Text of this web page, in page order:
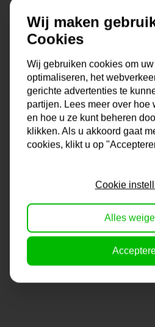
Wat maakt dit wandpaneel zo
wel tegen een stootje.
Kleur:Tijdloos zwart, past bij elke
Maten:Kies uit 80 cm of 115 cm
juiste maat voor jouw ruimte.
Makkelijk op te hangen:
Geen
paneel hangt zo aan de muur.
eigentijdse touch toe aan elke
minimalistische look of juist iets
wanddecoratie past altijd.
Shop 'm nu op ArtDeals.nl en geef
ze verdienen!
Wij maken
Cookies
Wij gebruiken cookies om
optimaliseren, het
gerichte advertenties te
partijen. Lees meer over hoe
en hoe u ze kunt beheren
klikken. Als u akkoord gaat
cookies, klikt u op
Cookie
Alles